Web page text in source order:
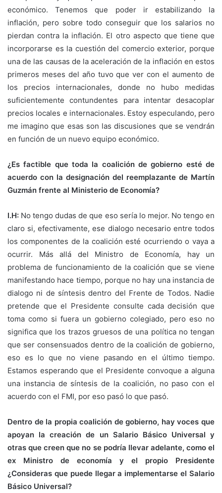
económico. Tenemos que poder ir estabilizando la
inflación, pero sobre todo conseguir que los salarios no
pierdan contra la inflación. El otro aspecto que tiene que
incorporarse es la cuestión del comercio exterior, porque
una de las causas de la aceleración de la inflación en estos
primeros meses del año tuvo que ver con el aumento de
los precios internacionales, donde no hubo medidas
suficientemente contundentes para intentar desacoplar
precios locales e internacionales. Estoy especulando, pero
me imagino que esas son las discusiones que se vendrán
en función de un nuevo equipo económico.
¿Es factible que toda la coalición de gobierno esté de
acuerdo con la designación del reemplazante de Martín
Guzmán frente al Ministerio de Economía?
I.H: No tengo dudas de que eso sería lo mejor. No tengo en
claro si, efectivamente, ese dialogo necesario entre todos
los componentes de la coalición esté ocurriendo o vaya a
ocurrir. Más allá del Ministro de Economía, hay un
problema de funcionamiento de la coalición que se viene
manifestando hace tiempo, porque no hay una instancia de
dialogo ni de síntesis dentro del Frente de Todos. Nadie
pretende que el Presidente consulte cada decisión que
toma como si fuera un gobierno colegiado, pero eso no
significa que los trazos gruesos de una política no tengan
que ser consensuados dentro de la coalición de gobierno,
eso es lo que no viene pasando en el último tiempo.
Estamos esperando que el Presidente convoque a alguna
una instancia de síntesis de la coalición, no paso con el
acuerdo con el FMI, por eso pasó lo que pasó.
Dentro de la propia coalición de gobierno, hay voces que
apoyan la creación de un Salario Básico Universal y
otras que creen que no se podría llevar adelante, como el
ex Ministro de economía y el propio Presidente
¿Consideras que puede llegar a implementarse el Salario
Básico Universal?